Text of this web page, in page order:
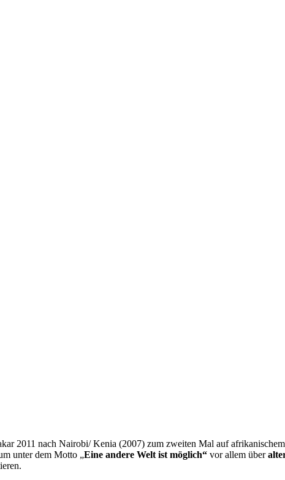
2011 nach Nairobi/ Kenia (2007) zum zweiten Mal auf
unter dem Motto „Eine andere Welt ist möglich“ vor allem über